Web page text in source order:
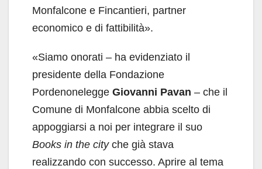
Monfalcone e Fincantieri, partner
economico e di fattibilità».
«Siamo onorati – ha evidenziato il
presidente della Fondazione
Pordenonelegge Giovanni Pavan – che il
Comune di Monfalcone abbia scelto di
appoggiarsi a noi per integrare il suo
Books in the city che già stava
realizzando con successo. Aprire al tema